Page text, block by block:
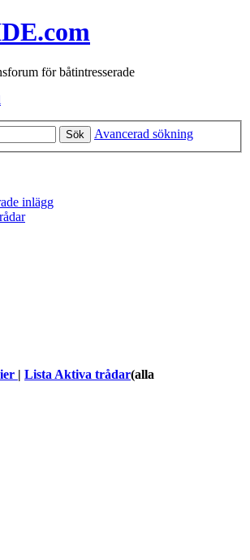
för båtintresserade
Sök Avancerad sökning
inlägg
Lista Aktiva trådar(alla